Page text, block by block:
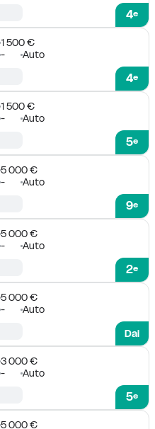
4e
1 500 €
- Auto
4e
1 500 €
- Auto
5e
5 000 €
- Auto
9e
5 000 €
- Auto
2e
5 000 €
-
Auto
Dai
3 000 €
- Auto
5e
5 000 €